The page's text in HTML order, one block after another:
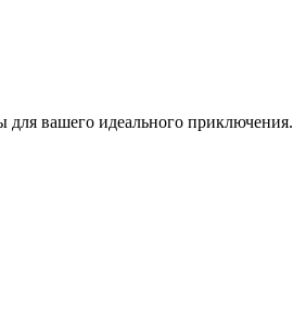
вашего идеального приключения.